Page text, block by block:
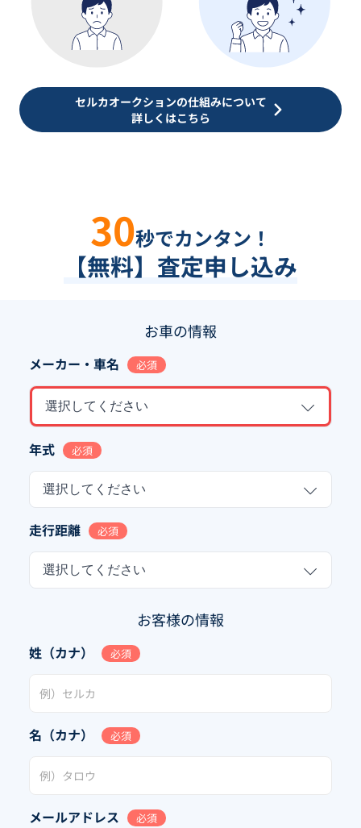
セルカオークションの仕組みについて
詳しくはこちら
30秒でカンタン！
【無料】査定申し込み
お車の情報
メーカー・車名 必須
選択してください
年式 必須
選択してください
走行距離 必須
選択してください
お客様の情報
姓（カナ） 必須
名（カナ） 必須
メールアドレス 必須